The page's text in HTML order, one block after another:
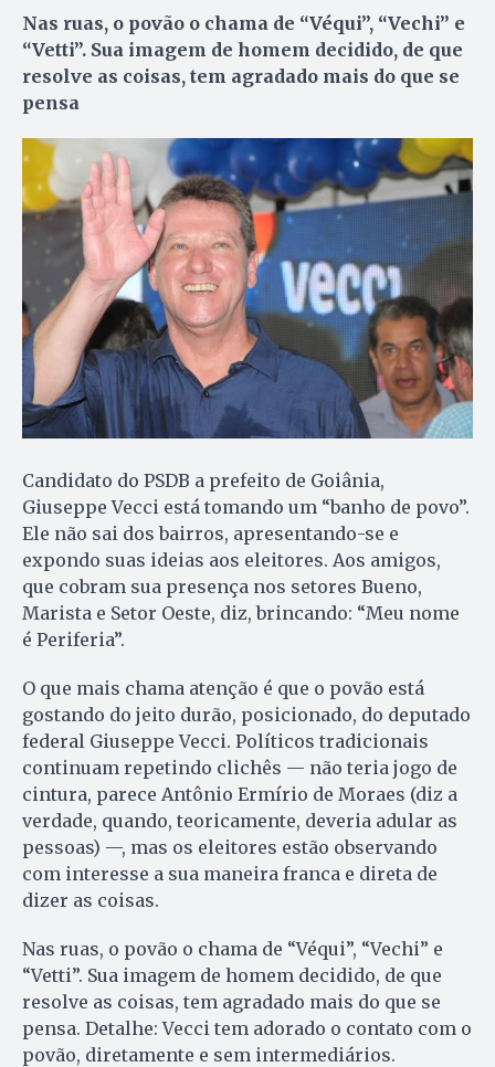
Nas ruas, o povão o chama de “Véqui”, “Vechi” e
“Vetti”. Sua imagem de homem decidido, de que
resolve as coisas, tem agradado mais do que se
pensa
Candidato do PSDB a prefeito de Goiânia,
Giuseppe Vecci está tomando um “banho de povo”.
Ele não sai dos bairros, apresentando-se e
expondo suas ideias aos eleitores. Aos amigos,
que cobram sua presença nos setores Bueno,
Marista e Setor Oeste, diz, brincando: “Meu nome
é Periferia”.
O que mais chama atenção é que o povão está
gostando do jeito durão, posicionado, do deputado
federal Giuseppe Vecci. Políticos tradicionais
continuam repetindo clichês — não teria jogo de
cintura, parece Antônio Ermírio de Moraes (diz a
verdade, quando, teoricamente, deveria adular as
pessoas) —, mas os eleitores estão observando
com interesse a sua maneira franca e direta de
dizer as coisas.
Nas ruas, o povão o chama de “Véqui”, “Vechi” e
“Vetti”. Sua imagem de homem decidido, de que
resolve as coisas, tem agradado mais do que se
pensa. Detalhe: Vecci tem adorado o contato com o
povão, diretamente e sem intermediários.